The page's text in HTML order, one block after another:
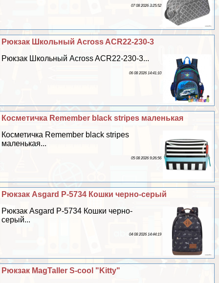
07 08 2026 3:25:52
Рюкзак Школьный Across ACR22-230-3
Рюкзак Школьный Across ACR22-230-3...
06 08 2026 14:41:10
Косметичка Remember black stripes маленькая
Косметичка Remember black stripes
маленькая...
05 08 2026 9:26:56
Рюкзак Asgard Р-5734 Кошки черно-серый
Рюкзак Asgard Р-5734 Кошки черно-
серый...
04 08 2026 14:44:19
Рюкзак MagTaller S-cool "Kitty"